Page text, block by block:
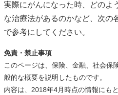
実際にがんになった時、どのよ
な治療法があるのかなど、次の
で参考にしてください。
免責・禁止事項
このページは、保険、金融、社会保
般的な概要を説明したものです。
内容は、2018年4月時点の情報にも